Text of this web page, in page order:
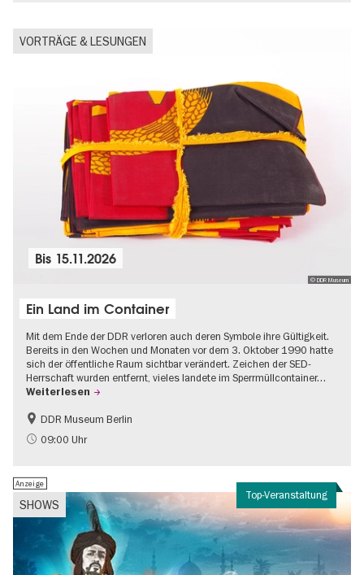
VORTRÄGE & LESUNGEN
© DDR Museum
Bis 15.11.2026
Ein Land im Container
Mit dem Ende der DDR verloren auch deren Symbole ihre Gültigkeit.
Bereits in den Wochen und Monaten vor dem 3. Oktober 1990 hatte
sich der öffentliche Raum sichtbar verändert. Zeichen der SED-
Herrschaft wurden entfernt, vieles landete im Sperrmüllcontainer…
Weiterlesen
DDR-Geschichte
Politik & Gesellschaft
DDR Museum Berlin
09:00 Uhr
Top-Veranstaltung
SHOWS
Anzeige